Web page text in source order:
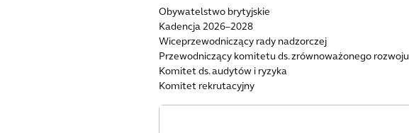
Obywatelstwo brytyjskie
Kadencja 2026–2028
Wiceprzewodniczący rady nadzorczej
Przewodniczący komitetu ds. zrównoważonego rozwoju
Komitet ds. audytów i ryzyka
Komitet rekrutacyjny